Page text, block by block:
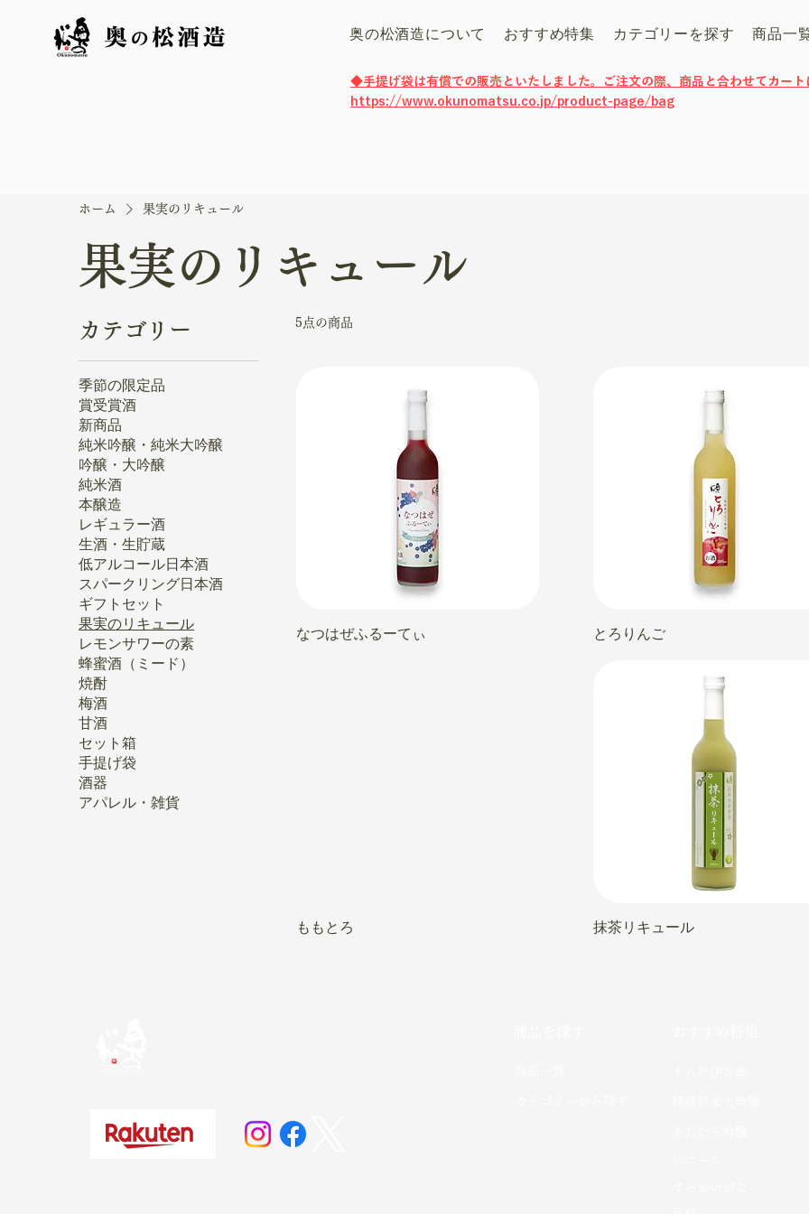
奥の松酒造について おすすめ特集 カテゴリーを探す 商品一
​◆手提げ袋は有償での販売といたしました。ご注文の際、商品と合わせてカート
https://www.okunomatsu.co.jp/product-page/bag
ホーム 果実のリキュール
果実のリキュール
カテゴリー
季節の限定品
賞受賞酒
新商品
純米吟醸・純米大吟醸
吟醸・大吟醸
純米酒
本醸造
レギュラー酒
生酒・生貯蔵
低アルコール日本酒
スパークリング日本酒
ギフトセット
果実のリキュール
レモンサワーの素
蜂蜜酒（ミード）
焼酎
梅酒
甘酒
セット箱
手提げ袋
酒器
アパレル・雑貨
5点の商品
なつはぜふるーてぃ とろりんご
ももとろ 抹茶リキュール